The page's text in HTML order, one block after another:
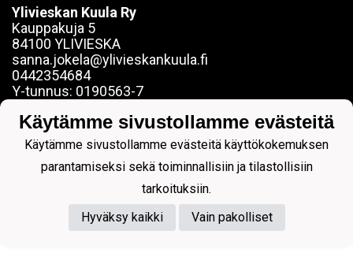
Ylivieskan Kuula Ry
Kauppakuja 5
84100 YLIVIESKA
sanna.jokela@ylivieskankuula.fi
0442354684
Y-tunnus: 0190563-7
Käytämme sivustollamme evästeitä
Käytämme sivustollamme evästeitä käyttökokemuksen
parantamiseksi sekä toiminnallisiin ja tilastollisiin
tarkoituksiin.
Hyväksy kaikki
Vain pakolliset